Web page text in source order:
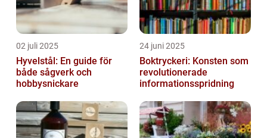
02 juli 2025
Hyvelstål: En guide för
både sågverk och
hobbysnickare
24 juni 2025
Boktryckeri: Konsten som
revolutionerade
informationsspridning